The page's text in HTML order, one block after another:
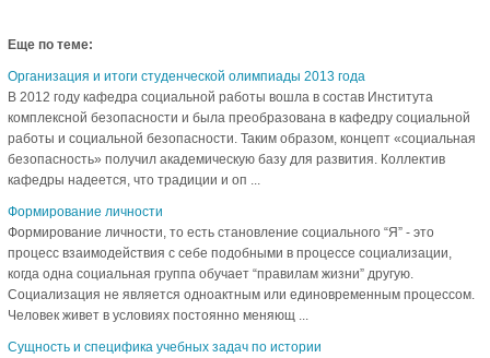
Еще по теме:
Организация и итоги студенческой олимпиады 2013 года
В 2012 году кафедра социальной работы вошла в состав Института
комплексной безопасности и была преобразована в кафедру социальной
работы и социальной безопасности. Таким образом, концепт «социальная
безопасность» получил академическую базу для развития. Коллектив
кафедры надеется, что традиции и оп ...
Формирование личности
Формирование личности, то есть становление социального “Я” - это
процесс взаимодействия с себе подобными в процессе социализации,
когда одна социальная группа обучает “правилам жизни” другую.
Социализация не является одноактным или единовременным процессом.
Человек живет в условиях постоянно меняющ ...
Сущность и специфика учебных задач по истории